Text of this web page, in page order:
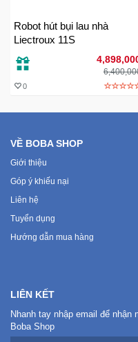
BéRobot hút bụi lau nhà
Liectroux 11S
0
VỀ BOBA SHOP
Giới thiệu
Góp ý khiếu nại
Liên hệ
Tuyển dụng
Hướng dẫn mua hàng
LIÊN KẾT
Nhanh tay nhập email để
Boba Shop